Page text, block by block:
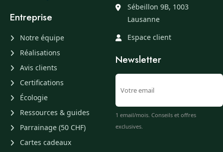
Entreprise
Notre équipe
Réalisations
Avis clients
Certifications
Écologie
Ressources & guides
Parrainage (50 CHF)
Cartes cadeaux
Sébeillon 9B, 1003
Lausanne
Espace client
Newsletter
1 email/mois. Conseils et offres
exclusives.